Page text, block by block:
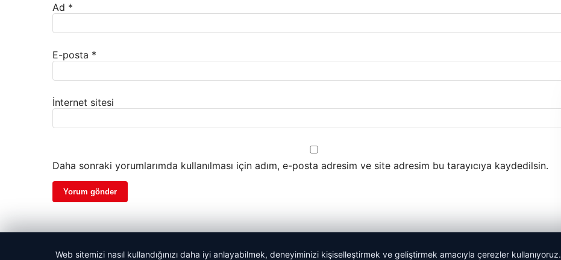
Ad *
E-posta *
İnternet sitesi
Daha sonraki yorumlarımda kullanılması için adım, e-posta adresim ve site adresim bu tarayıcıya kaydedilsin.
Web sitemizi nasıl kullandığınızı daha iyi anlayabilmek, deneyiminizi kişiselleştirmek ve geliştirmek amacıyla çerezler kullanıyoruz.